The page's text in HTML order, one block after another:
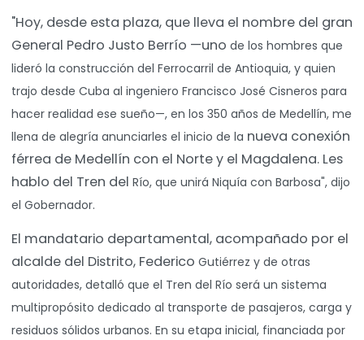
"Hoy, desde esta plaza, que lleva el nombre del gran
General Pedro Justo Berrío —uno de los hombres que
lideró la construcción del Ferrocarril de Antioquia, y quien
trajo desde Cuba al ingeniero Francisco José Cisneros para
hacer realidad ese sueño—, en los 350 años de Medellín, me
llena de alegría anunciarles el inicio de la nueva conexión
férrea de Medellín con el Norte y el Magdalena. Les
hablo del Tren del Río, que unirá Niquía con Barbosa", dijo
el Gobernador.
El mandatario departamental, acompañado por el
alcalde del Distrito, Federico Gutiérrez y de otras
autoridades, detalló que el Tren del Río será un sistema
multipropósito dedicado al transporte de pasajeros, carga y
residuos sólidos urbanos. En su etapa inicial, financiada por